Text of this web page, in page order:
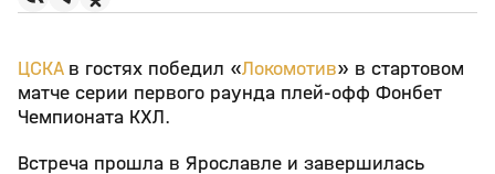
ЦСКАв гостях победил «Локомотив» в стартовом
матче серии первого раунда плей‑офф Фонбет
Чемпионата КХЛ.
Встреча прошла в Ярославле и завершилась